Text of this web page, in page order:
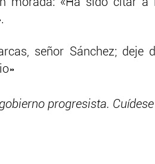
morada: «Ha sido citar a
señor Sánchez; deje
progresista.